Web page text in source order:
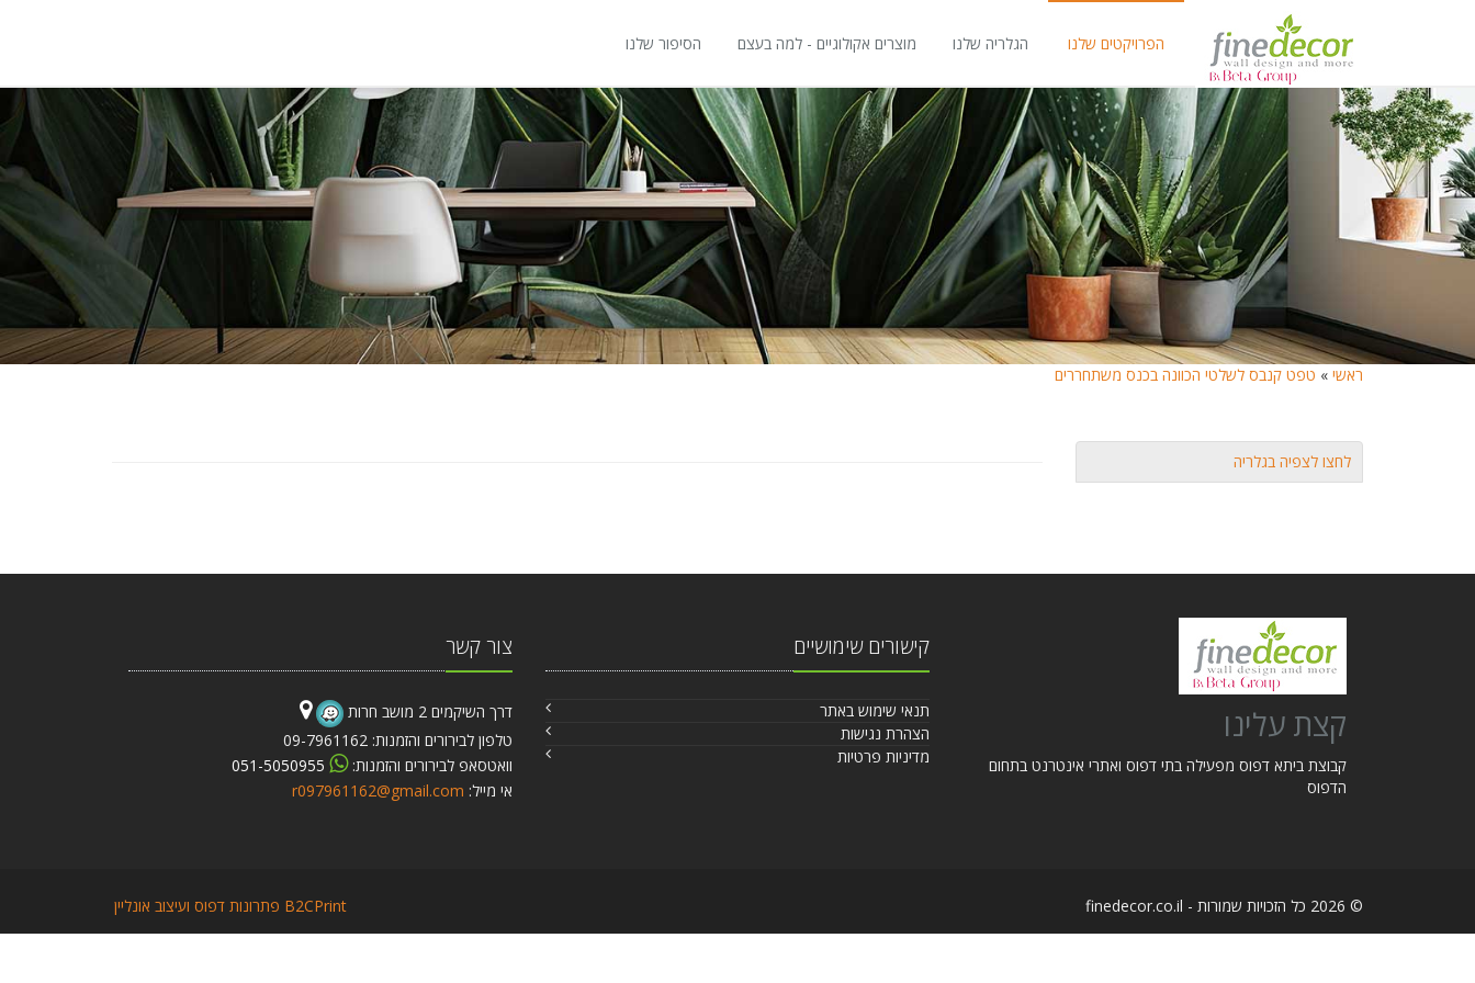
הפרויקטים שלנו הגלריה שלנו מוצרים אקולוגיים - למה בעצם הסיפור שלנו
ראשי » טפט קנבס לשלטי הכוונה בכנס משתחררים
לחצו לצפיה בגלריה
קצת עלינו
קבוצת ביתא דפוס מפעילה בתי דפוס ואתרי אינטרנט בתחום
הדפוס
קישורים שימושיים
תנאי שימוש באתר
הצהרת נגישות
מדיניות פרטיות
צור קשר
דרך השיקמים 2 מושב חרות
טלפון לבירורים והזמנות: 09-7961162
וואטסאפ לבירורים והזמנות:
אי מייל: r097961162@gmail.com
© 2026 כל הזכויות שמורות - finedecor.co.il B2CPrint פתרונות דפוס ועיצוב אונליין